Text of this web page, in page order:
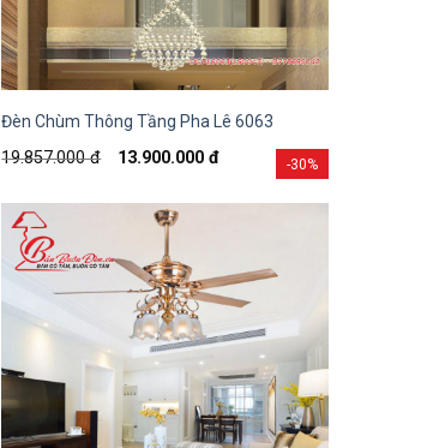
-30%
Đèn Chùm Thông Tầng Pha Lê 6063
19.857.000đ 13.900.000 đ